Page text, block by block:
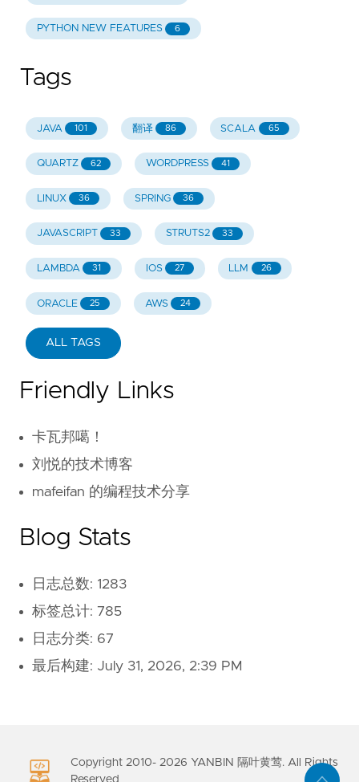
PYTHON NEW FEATURES 6
Tags
JAVA 101 翻译 86 SCALA 65
QUARTZ 62 WORDPRESS 41
LINUX 36 SPRING 36
JAVASCRIPT 33 STRUTS2 33
LAMBDA 31 IOS 27 LLM 26
ORACLE 25 AWS 24
ALL TAGS
Friendly Links
卡瓦邦噶！
刘悦的技术博客
mafeifan 的编程技术分享
Blog Stats
日志总数: 1283
标签总计: 785
日志分类: 67
最后构建: July 31, 2026, 2:39 PM
Copyright 2010- 2026 YANBIN 隔叶黄莺. All Rights
Reserved